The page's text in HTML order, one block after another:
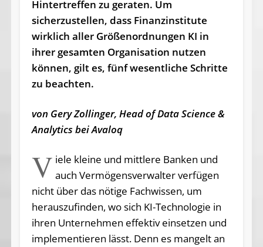
Hintertreffen zu geraten. Um
sicherzustellen, dass Finanzinstitute
wirklich aller Größenordnungen KI in
ihrer gesamten Organisation nutzen
können, gilt es, fünf wesentliche Schritte
zu beachten.
von Gery Zollinger, Head of Data Science &
Analytics bei Avaloq
V iele kleine und mittlere Banken und
auch Vermögensverwalter verfügen
nicht über das nötige Fachwissen, um
herauszufinden, wo sich KI-Technologie in
ihren Unternehmen effektiv einsetzen und
implementieren lässt. Denn es mangelt an